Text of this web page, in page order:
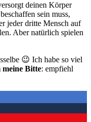
deinen Körper
sein muss,
jeder dritte Mensch auf
Aber natürlich spielen
😉 Ich habe so viel
Bitte: empfiehl